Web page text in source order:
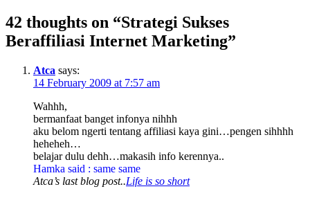
42 thoughts on “Strategi Sukses
Beraffiliasi Internet Marketing”
Atca says:
14 February 2009 at 7:57 am
Wahhh,
bermanfaat banget infonya nihhh
aku belom ngerti tentang affiliasi kaya gini…pengen sihhhh
heheheh…
belajar dulu dehh…makasih info kerennya..
Hamka said : same same
Atca’s last blog post..Life is so short